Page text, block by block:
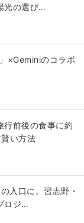
光の選び…
×Geminiのコラボ
行前後の食事に約
い方法
入口に。習志野・
ロジ…